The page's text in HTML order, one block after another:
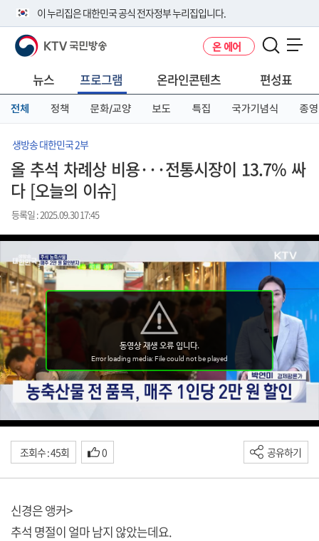
이 누리집은 대한민국 공식 전자정부 누리집입니다.
공식 누리집 주소 확인하기
니다.
이밖에 or.kr 또는 .kr등 다른 도메인 주소를 사용하고 있다면 아래 URL에
서 도메인 주소를 확인해 보세요
KTV 국민방송 온 에어
뉴스 프로그램 온라인콘텐츠 편성표
전체 정책 문화/교양 보도 특집 국가기념식 종영
생방송 대한민국 2부
올 추석 차례상 비용···전통시장이 13.7% 싸
다 [오늘의 이슈]
등록일 : 2025.09.30 17:45
조회수 : 45회 0 공유하기
신경은 앵커>
추석 명절이 얼마 남지 않았는데요.